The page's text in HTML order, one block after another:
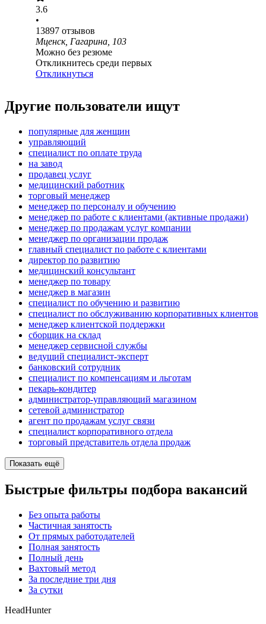
3.6
•
13897 отзывов
Мценск, Гагарина, 103
Можно без резюме
Откликнитесь среди первых
Откликнуться
Другие пользователи ищут
популярные для женщин
управляющий
специалист по оплате труда
на завод
продавец услуг
медицинский работник
торговый менеджер
менеджер по персоналу и обучению
менеджер по работе с клиентами (активные продажи)
менеджер по продажам услуг компании
менеджер по организации продаж
главный специалист по работе с клиентами
директор по развитию
медицинский консультант
менеджер по товару
менеджер в магазин
специалист по обучению и развитию
специалист по обслуживанию корпоративных клиентов
менеджер клиентской поддержки
сборщик на склад
менеджер сервисной службы
ведущий специалист-эксперт
банковский сотрудник
специалист по компенсациям и льготам
пекарь-кондитер
администратор-управляющий магазином
сетевой администратор
агент по продажам услуг связи
специалист корпоративного отдела
торговый представитель отдела продаж
Показать ещё
Быстрые фильтры подбора вакансий
Без опыта работы
Частичная занятость
От прямых работодателей
Полная занятость
Полный день
Вахтовый метод
За последние три дня
За сутки
HeadHunter